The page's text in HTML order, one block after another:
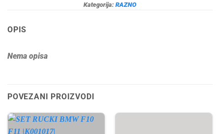
Kategorija: RAZNO
OPIS
Nema opisa
POVEZANI PROIZVODI